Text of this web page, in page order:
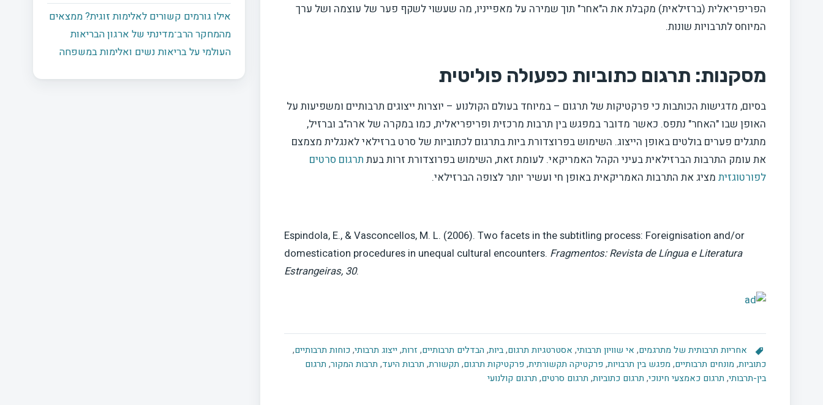
הפריפריאלית (ברזילאית) מקבלת את ה"אחר" תוך שמירה על מאפייניו, מה שעשוי לשקף פער של עוצמה ושל ערך
המיוחס לתרבויות שונות.
מסקנות: תרגום כתוביות כפעולה פוליטית
בסיום, מדגישות הכותבות כי פרקטיקות של תרגום – במיוחד בעולם הקולנוע – יוצרות ייצוגים תרבותיים ומשפיעות על
האופן שבו "האחר" נתפס. כאשר מדובר במפגש בין תרבות מרכזית ופריפריאלית, כמו במקרה של ארה"ב וברזיל,
מתגלים פערים בולטים באופן הייצוג. השימוש בפרוצדורת ביות בתרגום לכתוביות של סרט ברזילאי לאנגלית מצמצם
את עומק התרבות הברזילאית בעיני הקהל האמריקאי. לעומת זאת, השימוש בפרוצדורת זרות בעת תרגום סרטים
לפורטוגזיתמציג את התרבות האמריקאית באופן חי ועשיר יותר לצופה הברזילאי.
Espindola, E., & Vasconcellos, M. L. (2006). Two facets in the subtitling process: Foreignisation and/or
domestication procedures in unequal cultural encounters. Fragmentos: Revista de Língua e Literatura
Estrangeiras, 30.
אחריות תרבותית של מתרגמים, אי שוויון תרבותי, אסטרטגיות תרגום,ביות, הבדלים תרבותיים, זרות, ייצוג תרבותי, כוחות תרבותיים,
כתוביות, מונחים תרבותיים, מפגש בין תרבויות, פרקטיקה תקשורתית, פרקטיקות תרגום, תקשורת, תרבות היעד, תרבות המקור, תרגום
בין-תרבותי, תרגום כאמצעי חינוכי, תרגום כתוביות, תרגום סרטים, תרגום קולנועי
אילו גורמים קשורים לאלימות זוגית? ממצאים
מהמחקר הרב־מדינתי של ארגון הבריאות
העולמי על בריאות נשים ואלימות במשפחה